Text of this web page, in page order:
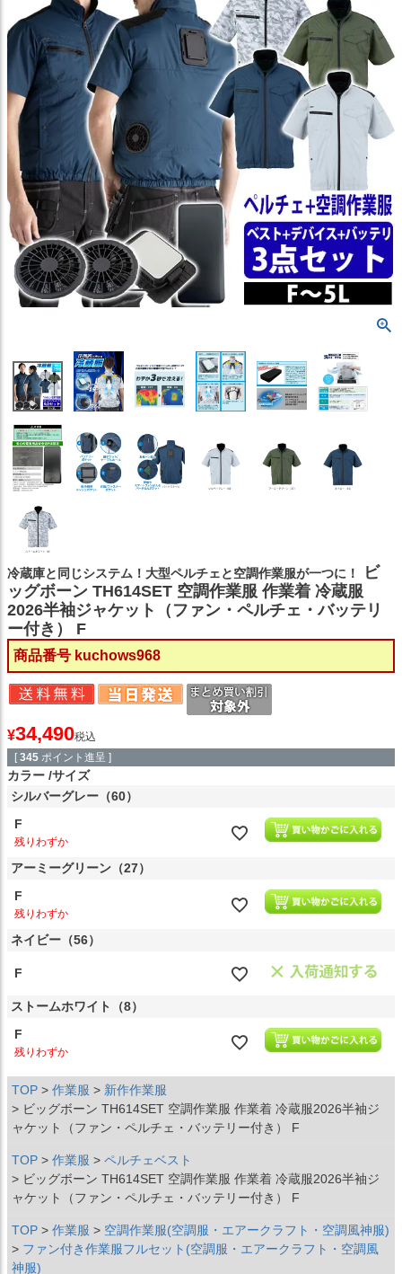
冷蔵庫と同じシステム！大型ペルチェと空調作業服が一つに！
ビ
ッグボーン TH614SET 空調作業服 作業着 冷蔵服
2026半袖ジャケット（ファン・ペルチェ・バッテリ
ー付き） F
商品番号 kuchows968
¥34,490税込
[ 345 ポイント進呈 ]
カラー サイズ
シルバーグレー（60）
F
残りわずか
アーミーグリーン（27）
F
残りわずか
ネイビー（56）
F
ストームホワイト（8）
F
残りわずか
TOP 作業服
新作作業服
ビッグボーン TH614SET 空調作業服 作業着 冷蔵服2026半袖ジ
ャケット（ファン・ペルチェ・バッテリー付き） F
TOP 作業服
ペルチェベスト
ビッグボーン TH614SET 空調作業服 作業着 冷蔵服2026半袖ジ
ャケット（ファン・ペルチェ・バッテリー付き） F
TOP 作業服
空調作業服(空調服・エアークラフト・空調風神服)
ファン付き作業服フルセット(空調服・エアークラフト・空調風
神服)